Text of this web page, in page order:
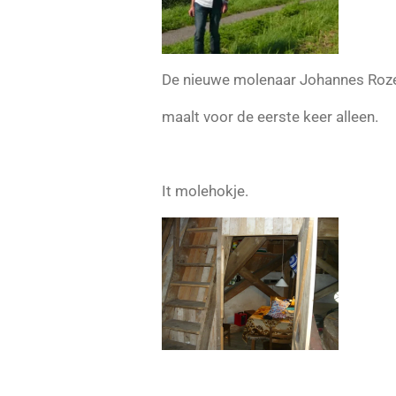
De nieuwe molenaar Johannes
maalt voor de eerste keer alleen.
It molehokje.